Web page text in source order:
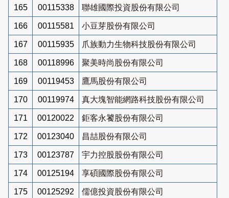
165 00115338 聯雄國際投資股份有限公司
166 00115581 小豆芽股份有限公司
167 00115935 爪族動力生物科技股份有限公司
168 00118996 聚美時尚股份有限公司
169 00119453 鷹馬股份有限公司
170 00119974 真大塊智能網路科技股份有限公司
171 00120022 鉅客永饕股份有限公司
172 00123040 昌喆股份有限公司
173 00123787 宇力控股股份有限公司
174 00125194 享碩國際股份有限公司
175 00125292 儒億投資股份有限公司